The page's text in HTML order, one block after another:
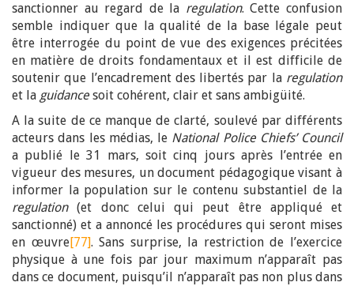
sanctionner au regard de la regulation. Cette confusion
semble indiquer que la qualité de la base légale peut
être interrogée du point de vue des exigences précitées
en matière de droits fondamentaux et il est difficile de
soutenir que l’encadrement des libertés par la regulation
et la guidancesoit cohérent, clair et sans ambigüité.
A la suite de ce manque de clarté, soulevé par différents
acteurs dans les médias, le National Police Chiefs’ Council
a publié le 31 mars, soit cinq jours après l’entrée en
vigueur des mesures, un document pédagogique visant à
informer la population sur le contenu substantiel de la
regulation(et donc celui qui peut être appliqué et
sanctionné) et a annoncé les procédures qui seront mises
en œuvre[77]. Sans surprise, la restriction de l’exercice
physique à une fois par jour maximum n’apparaît pas
dans ce document, puisqu’il n’apparaît pas non plus dans